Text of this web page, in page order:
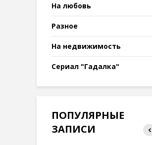
На любовь
Разное
На недвижимость
Сериал "Гадалка"
ПОПУЛЯРНЫЕ
ЗАПИСИ